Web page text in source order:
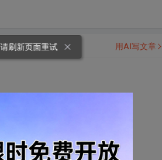
用AI写文章
刷新页面重试